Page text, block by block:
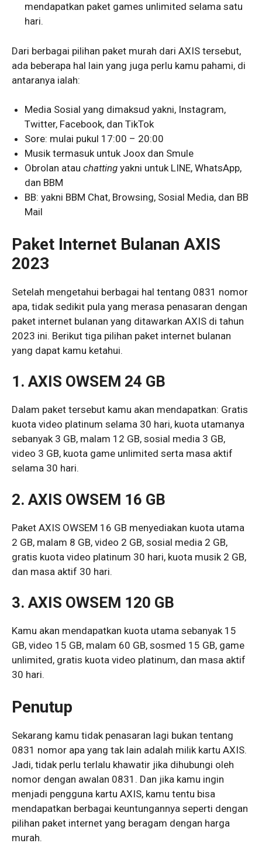
mendapatkan paket games unlimited selama satu
hari.
Dari berbagai pilihan paket murah dari AXIS tersebut,
ada beberapa hal lain yang juga perlu kamu pahami, di
antaranya ialah:
Media Sosial yang dimaksud yakni, Instagram,
Twitter, Facebook, dan TikTok
Sore: mulai pukul 17:00 – 20:00
Musik termasuk untuk Joox dan Smule
Obrolan atauchattingyakni untuk LINE, WhatsApp,
dan BBM
BB: yakni BBM Chat, Browsing, Sosial Media, dan BB
Mail
Paket Internet Bulanan AXIS
2023
Setelah mengetahui berbagai hal tentang 0831 nomor
apa, tidak sedikit pula yang merasa penasaran dengan
paket internet bulanan yang ditawarkan AXIS di tahun
2023 ini. Berikut tiga pilihan paket internet bulanan
yang dapat kamu ketahui.
1. AXIS OWSEM 24 GB
Dalam paket tersebut kamu akan mendapatkan: Gratis
kuota video platinum selama 30 hari, kuota utamanya
sebanyak 3 GB, malam 12 GB, sosial media 3 GB,
video 3 GB, kuota game unlimited serta masa aktif
selama 30 hari.
2. AXIS OWSEM 16 GB
Paket AXIS OWSEM 16 GB menyediakan kuota utama
2 GB, malam 8 GB, video 2 GB, sosial media 2 GB,
gratis kuota video platinum 30 hari, kuota musik 2 GB,
dan masa aktif 30 hari.
3. AXIS OWSEM 120 GB
Kamu akan mendapatkan kuota utama sebanyak 15
GB, video 15 GB, malam 60 GB, sosmed 15 GB, game
unlimited, gratis kuota video platinum, dan masa aktif
30 hari.
Penutup
Sekarang kamu tidak penasaran lagi bukan tentang
0831 nomor apa yang tak lain adalah milik kartu AXIS.
Jadi, tidak perlu terlalu khawatir jika dihubungi oleh
nomor dengan awalan 0831. Dan jika kamu ingin
menjadi pengguna kartu AXIS, kamu tentu bisa
mendapatkan berbagai keuntungannya seperti dengan
pilihan paket internet yang beragam dengan harga
murah.